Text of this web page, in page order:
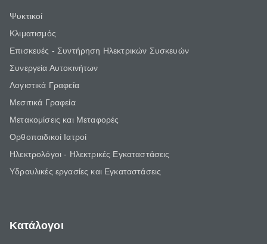
Ψυκτικοί
Κλιματισμός
Επισκευές - Συντήρηση Ηλεκτρικών Συσκευών
Συνεργεία Αυτοκινήτων
Λογιστικά Γραφεία
Μεσιτικά Γραφεία
Μετακομίσεις και Μεταφορές
Ορθοπαιδικοί Ιατροί
Ηλεκτρολόγοι - Ηλεκτρικές Εγκαταστάσεις
Υδραυλικές εργασίες και Εγκαταστάσεις
Κατάλογοι